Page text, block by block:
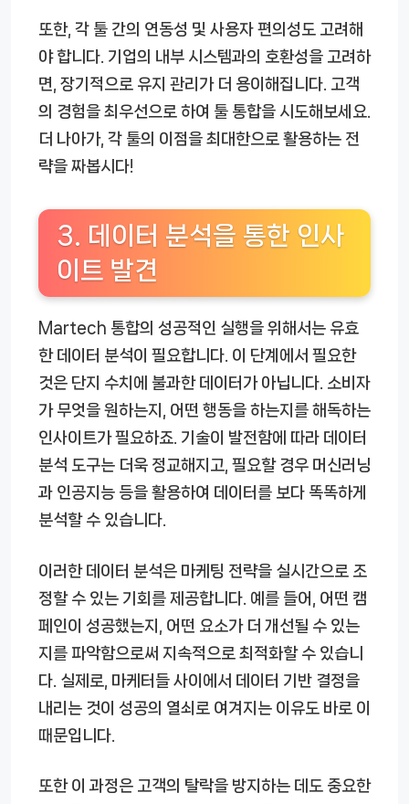
또한, 각 툴 간의 연동성 및 사용자 편의성도 고려해
야 합니다. 기업의 내부 시스템과의 호환성을 고려하
면, 장기적으로 유지 관리가 더 용이해집니다. 고객
의 경험을 최우선으로 하여 툴 통합을 시도해보세요.
더 나아가, 각 툴의 이점을 최대한으로 활용하는 전
략을 짜봅시다!
3. 데이터 분석을 통한 인사
이트 발견
Martech 통합의 성공적인 실행을 위해서는 유효
한 데이터 분석이 필요합니다. 이 단계에서 필요한
것은 단지 수치에 불과한 데이터가 아닙니다. 소비자
가 무엇을 원하는지, 어떤 행동을 하는지를 해독하는
인사이트가 필요하죠. 기술이 발전함에 따라 데이터
분석 도구는 더욱 정교해지고, 필요할 경우 머신러닝
과 인공지능 등을 활용하여 데이터를 보다 똑똑하게
분석할 수 있습니다.
이러한 데이터 분석은 마케팅 전략을 실시간으로 조
정할 수 있는 기회를 제공합니다. 예를 들어, 어떤 캠
페인이 성공했는지, 어떤 요소가 더 개선될 수 있는
지를 파악함으로써 지속적으로 최적화할 수 있습니
다. 실제로, 마케터들 사이에서 데이터 기반 결정을
내리는 것이 성공의 열쇠로 여겨지는 이유도 바로 이
때문입니다.
또한 이 과정은 고객의 탈락을 방지하는 데도 중요한